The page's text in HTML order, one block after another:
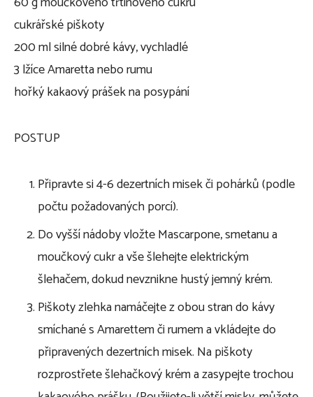
cukrářské piškoty
200 ml silné dobré kávy, vychladlé
3 lžíce Amaretta nebo rumu
hořký kakaový prášek na posypání
POSTUP
Připravte si 4-6 dezertních misek či pohárků (podle
počtu požadovaných porcí).
Do vyšší nádoby vložte Mascarpone, smetanu a
moučkový cukr a vše šlehejte elektrickým
šlehačem, dokud nevznikne hustý jemný krém.
Piškoty zlehka namáčejte z obou stran do kávy
smíchané s Amarettem či rumem a vkládejte do
připravených dezertních misek. Na piškoty
rozprostřete šlehačkový krém a zasypejte trochou